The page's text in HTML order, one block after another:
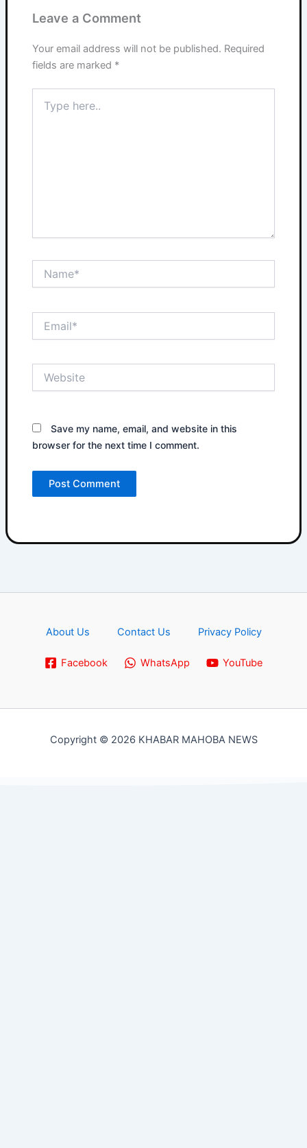
Leave a Comment
Your email address will not be published. Required
fields are marked *
here..
Save my name, email, and website in this
browser for the next time I comment.
About Us Contact Us Privacy Policy
Facebook WhatsApp YouTube
Copyright © 2026 KHABAR MAHOBA NEWS